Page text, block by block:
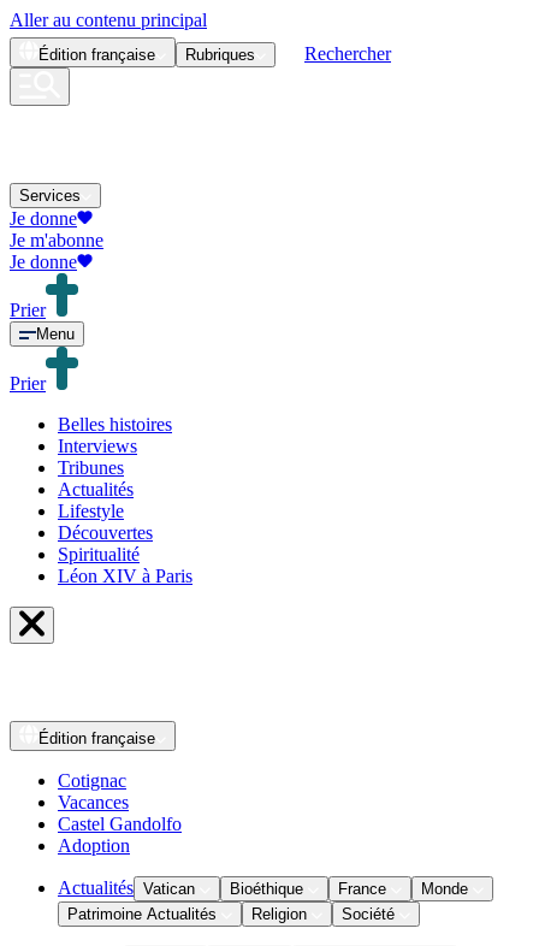
Aller au contenu principal
Édition française Rubriques Rechercher
Services
Je donne
Je m'abonne
Je donne
Prier
Menu
Prier
Belles histoires
Interviews
Tribunes
Actualités
Lifestyle
Découvertes
Spiritualité
Léon XIV à Paris
Édition française
Cotignac
Vacances
Castel Gandolfo
Adoption
Actualités Vatican Bioéthique France
Monde
Patrimoine Actualités
Religion Société